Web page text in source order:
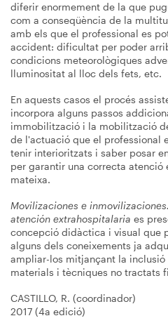
diferir enormement de la que
com a conseqüència de la
amb els que el professional es
accident: dificultat per poder
condicions meteorològiques
lluminositat al lloc dels fets, etc.
En aquests casos el procés
incorpora alguns passos
immobilització i la mobilització
de l'actuació que el professional
tenir interioritzats i saber posar
per garantir una correcta
mateixa.
Movilizaciones e
atención extrahospitalaria es
concepció didàctica i visual que
alguns dels coneixements ja
ampliar-los mitjançant la
materials i tècniques no tractats
CASTILLO, R. (coordinador)
2017 (4a edició)